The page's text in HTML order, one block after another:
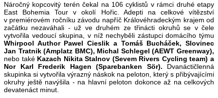
Náročný kopcovitý terén čekal na 106 cyklistů v rámci druhé etapy
East Bohemia Tour v okolí Hořic. Adepti na celkové vítězství
v premiérovém ročníku závodu napříč Královéhradeckým krajem od
začátku nezaváhali - už ve druhém ze třinácti okruhů se v čele
vytvořila vedoucí skupina, v níž nechyběli zástupci domácího týmu
Whirpool Author Pawel Cieslik a Tomáš Bucháček, Slovinec
Jan Tratnik (Amplatz BMC), Michal Schlegel (AEWT Greenway),
nebo takéKazach Nikita Stalnov (Sevem Rivers Cycling team) a
Nor Karl Frederik Hagen (Sparebanken Sör). Dvanáctičlenná
skupinka si vytvořila výrazný náskok na peloton, který s přibývajícími
okruhy ještě navýšila - na hlavní peloton dokonce až na celkových
devatenáct minut.